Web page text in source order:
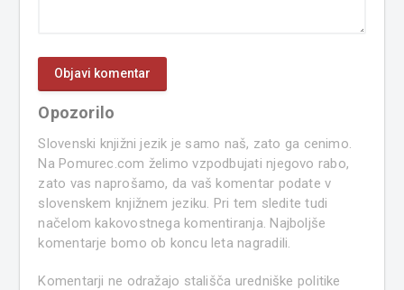
Opozorilo
Slovenski knjižni jezik je samo naš, zato ga cenimo.
Na Pomurec.com želimo vzpodbujati njegovo rabo,
zato vas naprošamo, da vaš komentar podate v
slovenskem knjižnem jeziku. Pri tem sledite tudi
načelom kakovostnega komentiranja. Najboljše
komentarje bomo ob koncu leta nagradili.
Komentarji ne odražajo stališča uredniške politike